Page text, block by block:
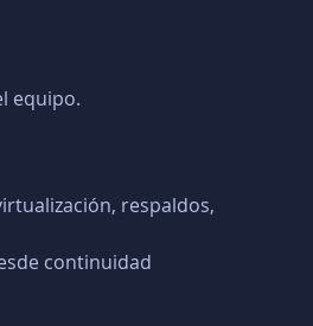
equipo.
respaldos,
continuidad